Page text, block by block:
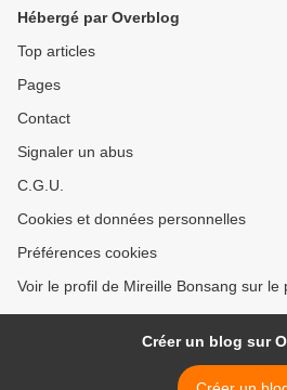
Hébergé par Overblog
Top articles
Pages
Contact
Signaler un abus
C.G.U.
Cookies et données personnelles
Préférences cookies
Voir le profil de Mireille Bonsang sur le
Créer un blog sur